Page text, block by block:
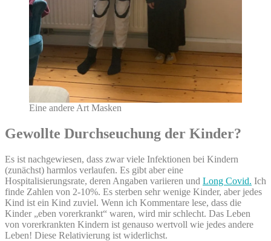
Eine andere Art Masken
Gewollte Durchseuchung der Kinder?
Es ist nachgewiesen, dass zwar viele Infektionen bei Kindern
(zunächst) harmlos verlaufen. Es gibt aber eine
Hospitalisierungsrate, deren Angaben variieren und Long Covid. Ich
finde Zahlen von 2-10%. Es sterben sehr wenige Kinder, aber jedes
Kind ist ein Kind zuviel. Wenn ich Kommentare lese, dass die
Kinder „eben vorerkrankt“ waren, wird mir schlecht. Das Leben
von vorerkrankten Kindern ist genauso wertvoll wie jedes andere
Leben! Diese Relativierung ist widerlichst.